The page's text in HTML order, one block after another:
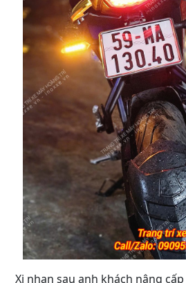
Xi nhan sau anh khách nâng